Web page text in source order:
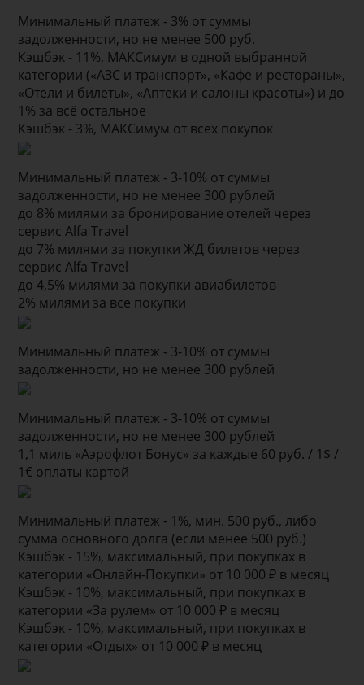
Минимальный платеж - 3% от суммы
задолженности, но не менее 500 руб.
Кэшбэк - 11%, МАКСимум в одной выбранной
категории («АЗС и транспорт», «Кафе и рестораны»,
«Отели и билеты», «Аптеки и салоны красоты») и до
1% за всё остальное
Кэшбэк - 3%, МАКСимум от всех покупок
Минимальный платеж - 3-10% от суммы
задолженности, но не менее 300 рублей
до 8% милями за бронирование отелей через
сервис Alfa Travel
до 7% милями за покупки ЖД билетов через
сервис Alfa Travel
до 4,5% милями за покупки авиабилетов
2% милями за все покупки
Минимальный платеж - 3-10% от суммы
задолженности, но не менее 300 рублей
Минимальный платеж - 3-10% от суммы
задолженности, но не менее 300 рублей
1,1 миль «Аэрофлот Бонус» за каждые 60 руб. / 1$ /
1€ оплаты картой
Минимальный платеж - 1%, мин. 500 руб., либо
сумма основного долга (если менее 500 руб.)
Кэшбэк - 15%, максимальный, при покупках в
категории «Онлайн-Покупки» от 10 000 ₽ в месяц
Кэшбэк - 10%, максимальный, при покупках в
категории «За рулем» от 10 000 ₽ в месяц
Кэшбэк - 10%, максимальный, при покупках в
категории «Отдых» от 10 000 ₽ в месяц